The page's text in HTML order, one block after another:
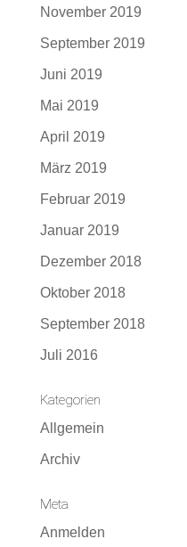
November 2019
September 2019
Juni 2019
Mai 2019
April 2019
März 2019
Februar 2019
Januar 2019
Dezember 2018
Oktober 2018
September 2018
Juli 2016
Kategorien
Allgemein
Archiv
Meta
Anmelden